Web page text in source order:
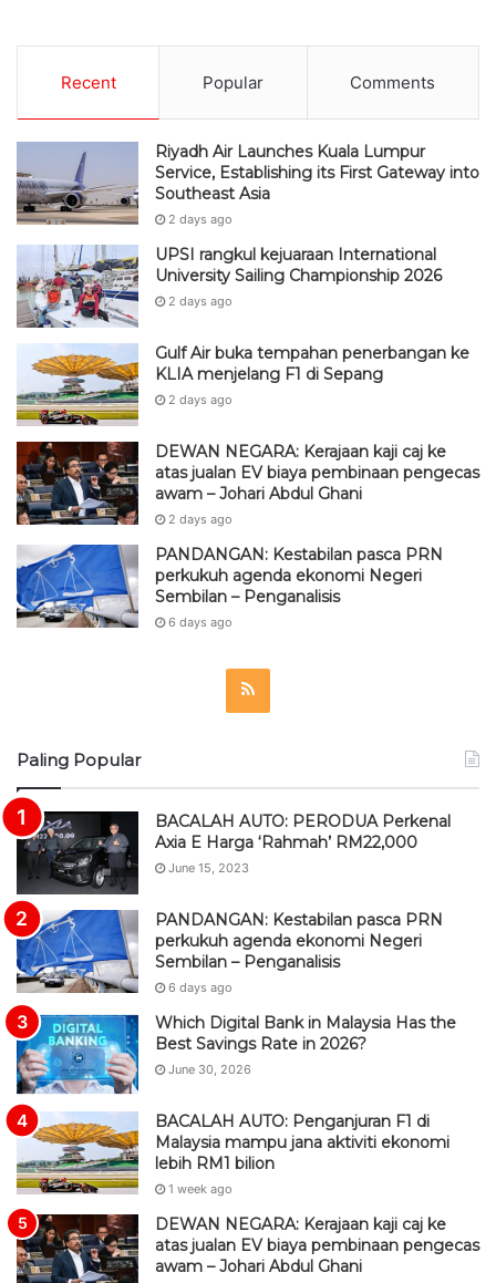
Recent Popular Comments
Riyadh Air Launches Kuala Lumpur
Service, Establishing its First Gateway into
Southeast Asia
2 days ago
UPSI rangkul kejuaraan International
University Sailing Championship 2026
2 days ago
Gulf Air buka tempahan penerbangan ke
KLIA menjelang F1 di Sepang
2 days ago
DEWAN NEGARA: Kerajaan kaji caj ke
atas jualan EV biaya pembinaan pengecas
awam – Johari Abdul Ghani
2 days ago
PANDANGAN: Kestabilan pasca PRN
perkukuh agenda ekonomi Negeri
Sembilan – Penganalisis
6 days ago
Paling Popular
BACALAH AUTO: PERODUA Perkenal
Axia E Harga ‘Rahmah’ RM22,000
June 15, 2023
PANDANGAN: Kestabilan pasca PRN
perkukuh agenda ekonomi Negeri
Sembilan – Penganalisis
6 days ago
Which Digital Bank in Malaysia Has the
Best Savings Rate in 2026?
June 30, 2026
BACALAH AUTO: Penganjuran F1 di
Malaysia mampu jana aktiviti ekonomi
lebih RM1 bilion
1 week ago
DEWAN NEGARA: Kerajaan kaji caj ke
atas jualan EV biaya pembinaan pengecas
awam – Johari Abdul Ghani